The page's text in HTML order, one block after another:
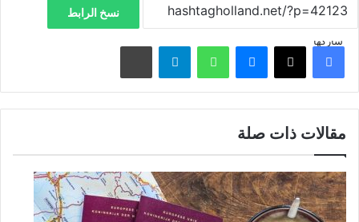
نسخ الرابط
شاركهافيسبوك ‫X ماسنجر واتساب تيلقرام مشاركة عبر البريد
مقالات ذات صلة